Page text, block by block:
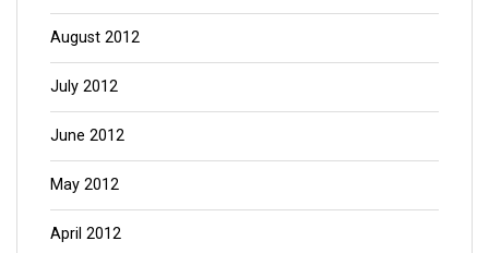
August 2012
July 2012
June 2012
May 2012
April 2012